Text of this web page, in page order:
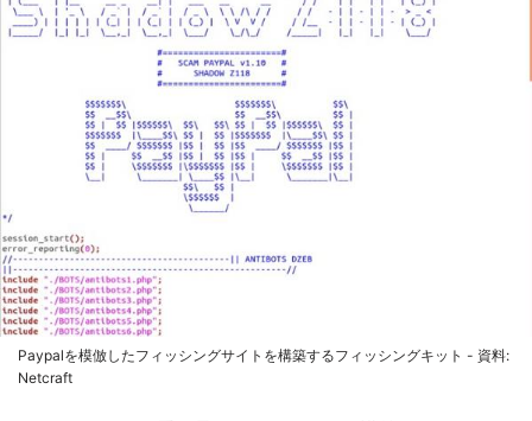
Paypalを模倣したフィッシングサイトを構築するフィッシングキット - 資料:
Netcraft